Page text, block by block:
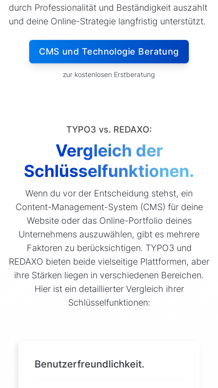
durch Professionalität und Beständigkeit auszahlt
und deine Online-Strategie langfristig unterstützt.
CMS und Technologie Beratung
zur kostenlosen Erstberatung
TYPO3 vs. REDAXO:
Vergleich der
Schlüsselfunktionen.
Wenn du vor der Entscheidung stehst, ein
Content-Management-System (CMS) für deine
Website oder das Online-Portfolio deines
Unternehmens auszuwählen, gibt es mehrere
Faktoren zu berücksichtigen. TYPO3 und
REDAXO bieten beide vielseitige Plattformen, aber
ihre Stärken liegen in verschiedenen Bereichen.
Hier ist ein detaillierter Vergleich ihrer
Schlüsselfunktionen:
Benutzerfreundlichkeit.